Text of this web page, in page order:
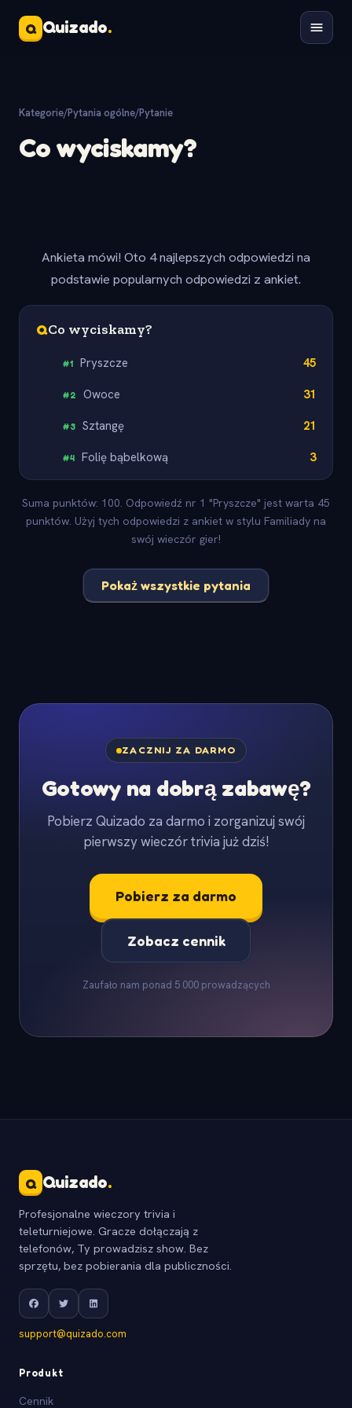
Q Quizado.
Kategorie/Pytania ogólne/Pytanie
Co wyciskamy?
Ankieta mówi! Oto 4 najlepszych odpowiedzi na
podstawie popularnych odpowiedzi z ankiet.
QCo wyciskamy?
#1 Pryszcze 45
#2 Owoce 31
#3 Sztangę 21
#4 Folię bąbelkową 3
Suma punktów: 100. Odpowiedź nr 1 "Pryszcze" jest warta 45
punktów. Użyj tych odpowiedzi z ankiet w stylu Familiady na
swój wieczór gier!
Pokaż wszystkie pytania
ZACZNIJ ZA DARMO
Gotowy na dobrą zabawę?
Pobierz Quizado za darmo i zorganizuj swój
pierwszy wieczór trivia już dziś!
Pobierz za darmo
Zobacz cennik
Zaufało nam ponad 5 000 prowadzących
Q Quizado.
Profesjonalne wieczory trivia i
teleturniejowe. Gracze dołączają z
telefonów, Ty prowadzisz show. Bez
sprzętu, bez pobierania dla publiczności.
support@quizado.com
Produkt
Cennik